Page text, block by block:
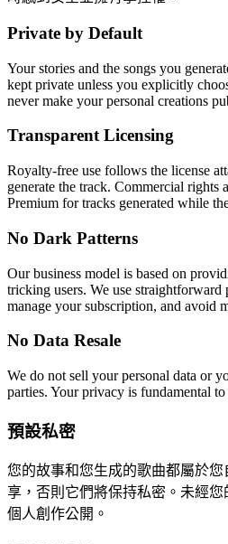
Private by Default
Your stories and the songs you
kept private unless you explicitly
never make your personal creations
Transparent Licensing
Royalty-free use follows the license
generate the track. Commercial rights
Premium for tracks generated while
No Dark Patterns
Our business model is based on
tricking users. We use straightforward
manage your subscription, and avoid
No Data Resale
We do not sell your personal data or
parties. Your privacy is fundamental
預設私密
您的故事和您生成的歌曲都屬於
享，否則它們將保持私密。未經
個人創作公開。